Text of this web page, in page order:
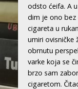
odsto ćeifa. A
dim je ono bez
cigareta u
umiri ovisničke
obrnutu
varke koja se
brzo sam
cigaretom.